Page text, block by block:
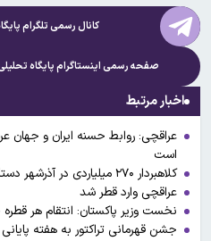
کانال رسمی تلگرام
صفحه رسمی اینستاگرام پایگاه
اخبار مرتبط
عراقچی: روابط حسنه ایران و جهان
است
کلاهبردار ۲۷۰ میلیاردی در آذرشهر دستگیر شد
عراقچی وارد قطر شد
نخست وزیر پاکستان: انتقام هر
جشن قهرمانی تراکتور به هفته